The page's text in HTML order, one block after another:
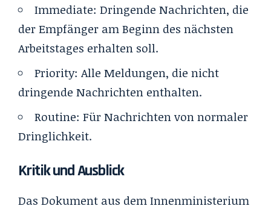
Immediate: Dringende Nachrichten, die
der Empfänger am Beginn des nächsten
Arbeitstages erhalten soll.
Priority: Alle Meldungen, die nicht
dringende Nachrichten enthalten.
Routine: Für Nachrichten von normaler
Dringlichkeit.
Kritik und Ausblick
Das Dokument aus dem Innenministerium